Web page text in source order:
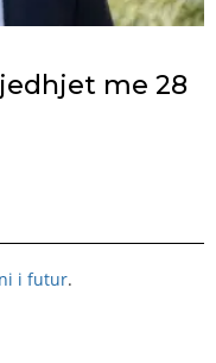
me 28
i futur.